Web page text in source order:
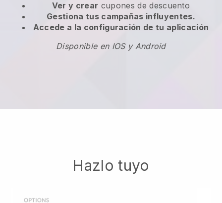
Ver y crear cupones de descuento
Gestiona tus campañas influyentes.
Accede a la configuración de tu aplicación
Disponible en IOS y Android
Hazlo tuyo